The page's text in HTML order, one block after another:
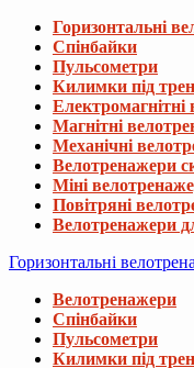
Горизонтальні
Спінбайки
Пульсометри
Килимки під
Магнітні
Механічні
Велотренажери
Міні
Повітряні
Велотренажери
Горизонтальні
Велотренажери
Спінбайки
Пульсометри
Килимки під